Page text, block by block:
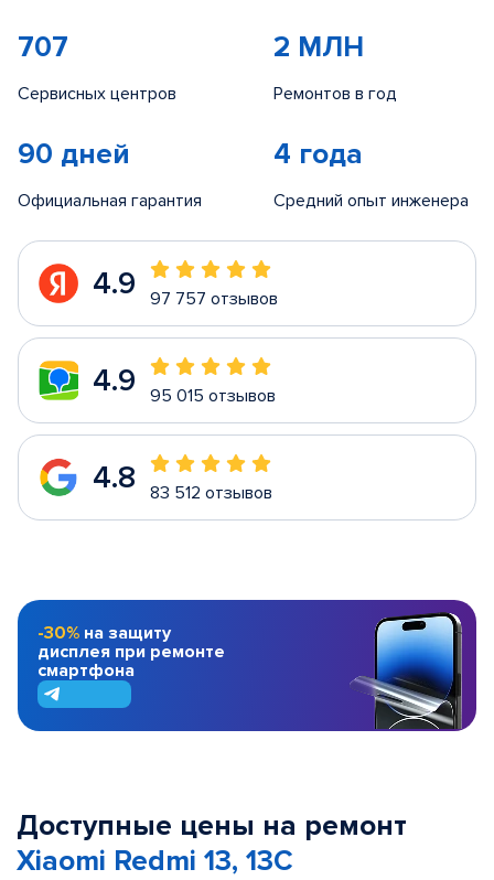
707
Сервисных центров
2 МЛН
Ремонтов в год
90 дней
Официальная гарантия
4 года
Средний опыт инженера
4.9 97 757 отзывов
4.9 95 015 отзывов
4.8 83 512 отзывов
-30% на защиту
дисплея при ремонте
смартфона
Доступные цены на ремонт
Xiaomi Redmi 13, 13C